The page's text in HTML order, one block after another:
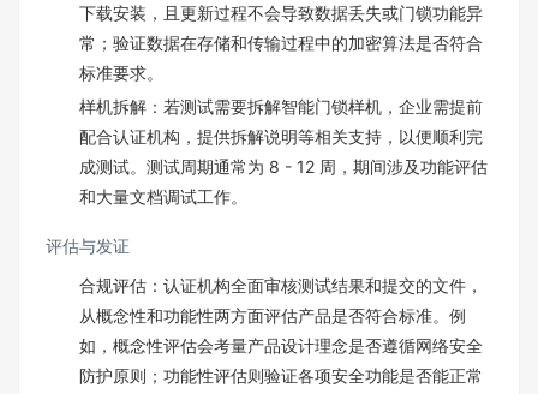
下载安装，且更新过程不会导致数据丢失或门锁功能异
常；验证数据在存储和传输过程中的加密算法是否符合
标准要求。​
样机拆解：若测试需要拆解智能门锁样机，企业需提前
配合认证机构，提供拆解说明等相关支持，以便顺利完
成测试。测试周期通常为 8 - 12 周，期间涉及功能评估
和大量文档调试工作。​
评估与发证​
合规评估：认证机构全面审核测试结果和提交的文件，
从概念性和功能性两方面评估产品是否符合标准。例
如，概念性评估会考量产品设计理念是否遵循网络安全
防护原则；功能性评估则验证各项安全功能是否能正常